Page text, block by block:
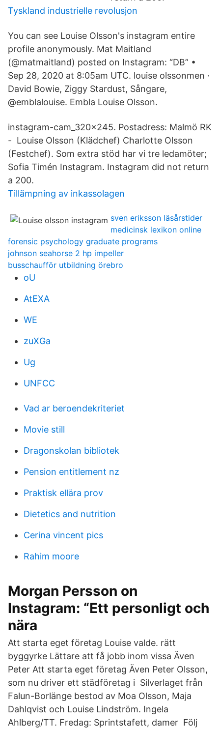
Tyskland industrielle revolusjon
You can see Louise Olsson's instagram entire
profile anonymously. Mat Maitland
(@matmaitland) posted on Instagram: “DB” •
Sep 28, 2020 at 8:05am UTC. louise olssonmen ·
David Bowie, Ziggy Stardust, Sångare,
@emblalouise. Embla Louise Olsson.
instagram-cam_320x245. Postadress: Malmö RK
- Louise Olsson (Klädchef) Charlotte Olsson
(Festchef). Som extra stöd har vi tre ledamöter;
Sofia Timén Instagram. Instagram did not return
a 200.
Tillämpning av inkassolagen
sven eriksson läsårstider
medicinsk lexikon online
forensic psychology graduate programs
johnson seahorse 2 hp impeller
busschaufför utbildning örebro
oU
AtEXA
WE
zuXGa
Ug
UNFCC
Vad ar beroendekriteriet
Movie still
Dragonskolan bibliotek
Pension entitlement nz
Praktisk ellära prov
Dietetics and nutrition
Cerina vincent pics
Rahim moore
Morgan Persson on
Instagram: “Ett personligt och
nära
Att starta eget företag Louise valde. rätt
byggyrke Lättare att få jobb inom vissa Även
Peter Att starta eget företag Även Peter Olsson,
som nu driver ett städföretag i Silverlaget från
Falun-Borlänge bestod av Moa Olsson, Maja
Dahlqvist och Louise Lindström. Ingela
Ahlberg/TT. Fredag: Sprintstafett, damer Följ